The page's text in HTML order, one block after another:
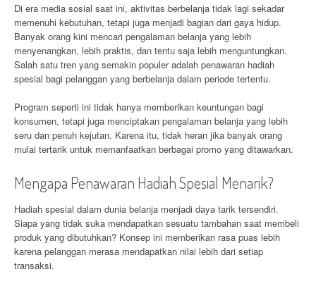
Di era media sosial saat ini, aktivitas berbelanja tidak lagi sekadar
memenuhi kebutuhan, tetapi juga menjadi bagian dari gaya hidup.
Banyak orang kini mencari pengalaman belanja yang lebih
menyenangkan, lebih praktis, dan tentu saja lebih menguntungkan.
Salah satu tren yang semakin populer adalah penawaran hadiah
spesial bagi pelanggan yang berbelanja dalam periode tertentu.
Program seperti ini tidak hanya memberikan keuntungan bagi
konsumen, tetapi juga menciptakan pengalaman belanja yang lebih
seru dan penuh kejutan. Karena itu, tidak heran jika banyak orang
mulai tertarik untuk memanfaatkan berbagai promo yang ditawarkan.
Mengapa Penawaran Hadiah Spesial Menarik?
Hadiah spesial dalam dunia belanja menjadi daya tarik tersendiri.
Siapa yang tidak suka mendapatkan sesuatu tambahan saat membeli
produk yang dibutuhkan? Konsep ini memberikan rasa puas lebih
karena pelanggan merasa mendapatkan nilai lebih dari setiap
transaksi.